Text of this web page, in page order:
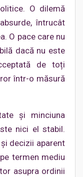
O dilemă
întrucât
O pace care nu
dacă nu este
de toți
într-o măsură
și minciuna
nici el stabil.
decizii aparent
termen mediu
asupra ordinii